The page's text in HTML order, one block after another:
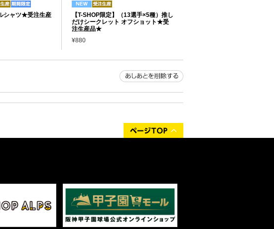
シャツ★受注生産
【T-SHOP限定】（13選手×5種）推し
だけシークレット オフショット★受
注生産品★
¥880